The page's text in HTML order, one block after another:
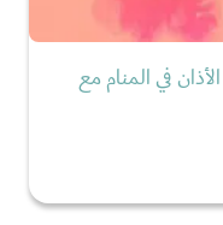
في المنام مع